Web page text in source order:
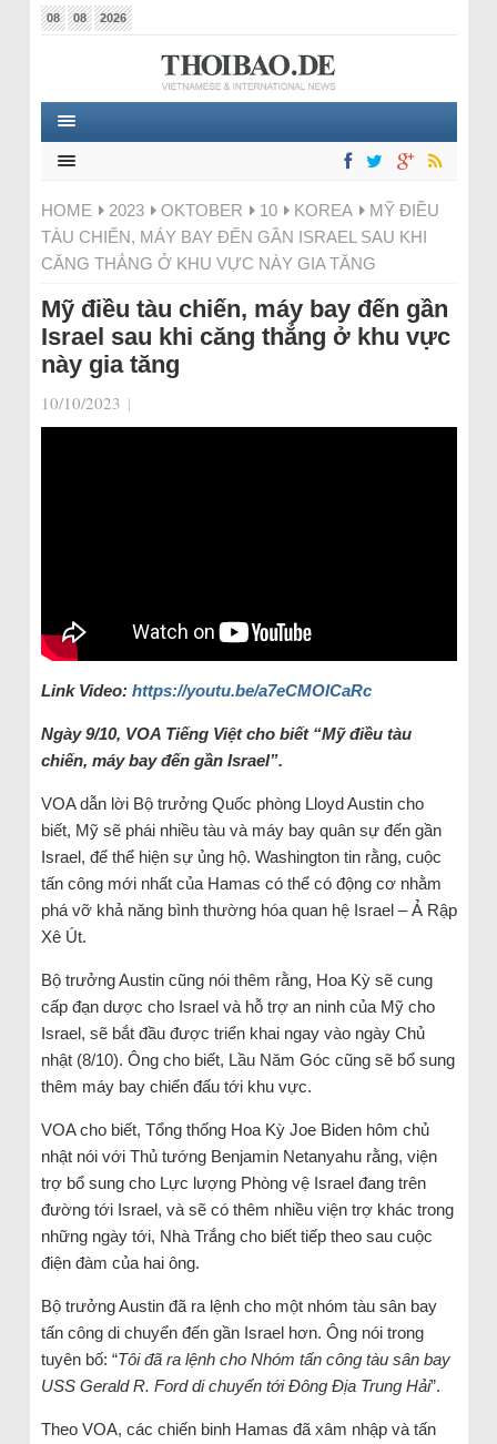
08 08 2026
HOME 2023 OKTOBER 10 KOREA
MỸ ĐIỀU
TÀU CHIẾN, MÁY BAY ĐẾN GẦN ISRAEL SAU KHI
CĂNG THẲNG Ở KHU VỰC NÀY GIA TĂNG
Mỹ điều tàu chiến, máy bay đến gần
Israel sau khi căng thẳng ở khu vực
này gia tăng
10/10/2023 |
Link Video: https://youtu.be/a7eCMOlCaRc
Ngày 9/10, VOA Tiếng Việt cho biết “Mỹ điều tàu
chiến, máy bay đến gần Israel”.
VOA dẫn lời Bộ trưởng Quốc phòng Lloyd Austin cho
biết, Mỹ sẽ phái nhiều tàu và máy bay quân sự đến gần
Israel, để thể hiện sự ủng hộ. Washington tin rằng, cuộc
tấn công mới nhất của Hamas có thể có động cơ nhằm
phá vỡ khả năng bình thường hóa quan hệ Israel – Ả Rập
Xê Út.
Bộ trưởng Austin cũng nói thêm rằng, Hoa Kỳ sẽ cung
cấp đạn dược cho Israel và hỗ trợ an ninh của Mỹ cho
Israel, sẽ bắt đầu được triển khai ngay vào ngày Chủ
nhật (8/10). Ông cho biết, Lầu Năm Góc cũng sẽ bổ sung
thêm máy bay chiến đấu tới khu vực.
VOA cho biết, Tổng thống Hoa Kỳ Joe Biden hôm chủ
nhật nói với Thủ tướng Benjamin Netanyahu rằng, viện
trợ bổ sung cho Lực lượng Phòng vệ Israel đang trên
đường tới Israel, và sẽ có thêm nhiều viện trợ khác trong
những ngày tới, Nhà Trắng cho biết tiếp theo sau cuộc
điện đàm của hai ông.
Bộ trưởng Austin đã ra lệnh cho một nhóm tàu sân bay
tấn công di chuyển đến gần Israel hơn. Ông nói trong
tuyên bố: “Tôi đã ra lệnh cho Nhóm tấn công tàu sân bay
USS Gerald R. Ford di chuyển tới Đông Địa Trung Hải”.
Theo VOA, các chiến binh Hamas đã xâm nhập và tấn